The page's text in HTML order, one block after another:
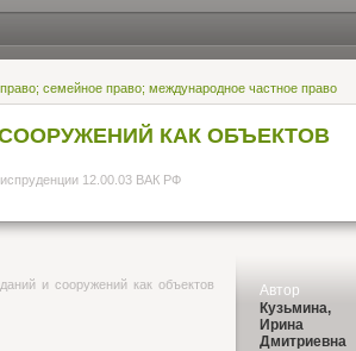
семейное право; международное частное право
КАК ОБЪЕКТОВ
12.00.03 ВАК РФ
и сооружений как объектов
Автор
Кузьмина,
Ирина
Дмитриевна